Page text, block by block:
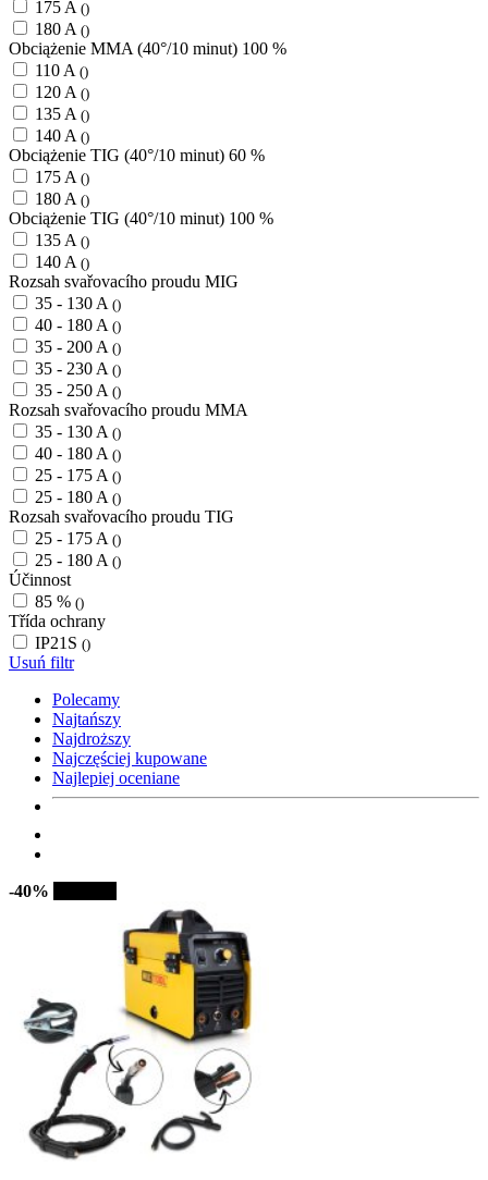
175 A ()
180 A ()
Obciążenie MMA (40°/10 minut) 100 %
110 A ()
120 A ()
135 A ()
140 A ()
Obciążenie TIG (40°/10 minut) 60 %
175 A ()
180 A ()
Obciążenie TIG (40°/10 minut) 100 %
135 A ()
140 A ()
Rozsah svařovacího proudu MIG
35 - 130 A ()
40 - 180 A ()
35 - 200 A ()
35 - 230 A ()
35 - 250 A ()
Rozsah svařovacího proudu MMA
35 - 130 A ()
40 - 180 A ()
25 - 175 A ()
25 - 180 A ()
Rozsah svařovacího proudu TIG
25 - 175 A ()
25 - 180 A ()
Účinnost
85 % ()
Třída ochrany
IP21S ()
Usuń filtr
Polecamy
Najtańszy
Najdroższy
Najczęściej kupowane
Najlepiej oceniane
-40%